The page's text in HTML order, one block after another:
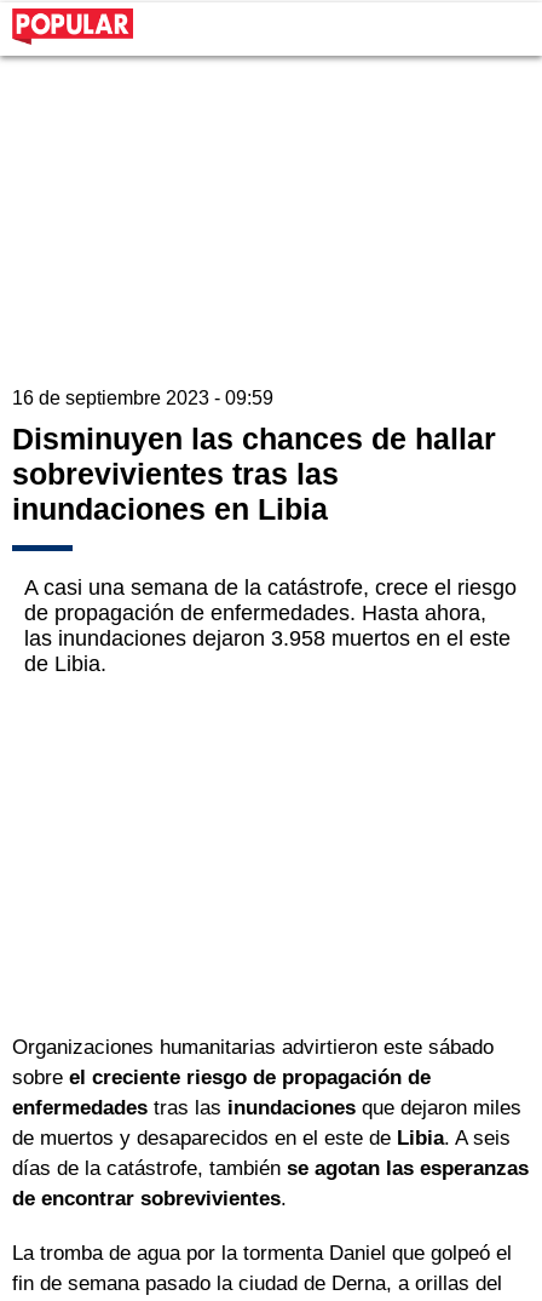
16 de septiembre 2023 - 09:59
Disminuyen las chances de hallar
sobrevivientes tras las
inundaciones en Libia
A casi una semana de la catástrofe, crece el riesgo
de propagación de enfermedades. Hasta ahora,
las inundaciones dejaron 3.958 muertos en el este
de Libia.
Organizaciones humanitarias advirtieron este sábado
sobre el creciente riesgo de propagación de
enfermedades tras las inundaciones que dejaron miles
de muertos y desaparecidos en el este de Libia. A seis
días de la catástrofe, también se agotan las esperanzas
de encontrar sobrevivientes.
La tromba de agua por la tormenta Daniel que golpeó el
fin de semana pasado la ciudad de Derna, a orillas del